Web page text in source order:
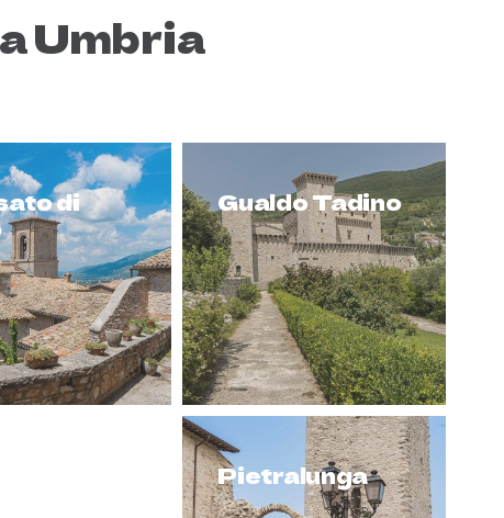
Umbria
di
Gualdo Tadino
Pietralunga